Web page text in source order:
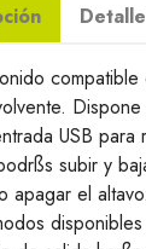
USB
subir y
apagar el